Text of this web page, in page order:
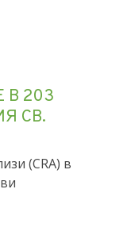
В 203
СВ.
(CRA) в